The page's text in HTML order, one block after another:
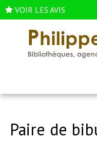
VOIR LES AVIS
Paire de